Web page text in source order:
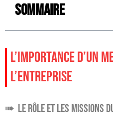
Sommaire
L’IMPORTANCE D’UN
L’ENTREPRISE
Le rôle et les missions